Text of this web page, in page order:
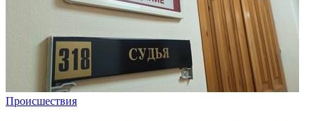
Происшествия